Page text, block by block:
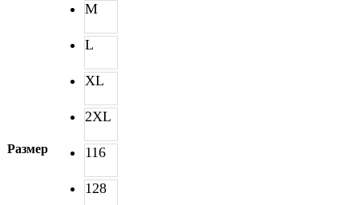
Размер
M
L
XL
2XL
116
128